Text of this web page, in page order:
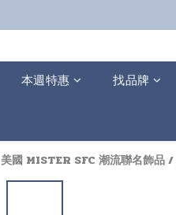
本週特惠 找品牌
美國 MISTER SFC 潮流聯名飾品/